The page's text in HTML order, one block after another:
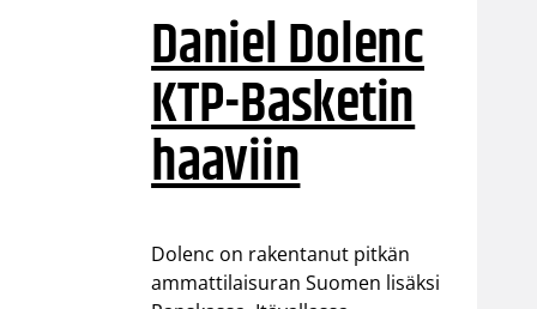
Daniel Dolenc
KTP-Basketin
haaviin
Dolenc on rakentanut pitkän
ammattilaisuran Suomen lisäksi